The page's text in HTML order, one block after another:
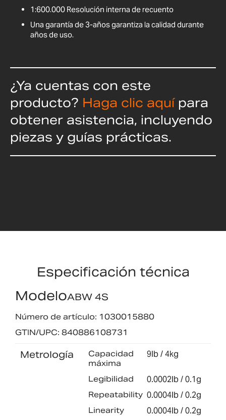
1:600.000 Resolución interna de recuento
Una garantía de 3-años garantiza la calidad durante
años de uso.
¿Ya cuentas con este
producto? Haga clic aquí para
obtener asistencia, incluyendo
piezas y guías prácticas.
Especificación técnica
ModeloABW 4S
Número de artículo: 1030015880
GTIN/UPC: 840886108731
Metrología
Capacidad
máxima
9lb / 4kg
Legibilidad 0.0002lb / 0.1g
Repeatability 0.0004lb / 0.2g
Linearity 0.0004lb / 0.2g